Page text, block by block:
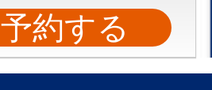
予約する